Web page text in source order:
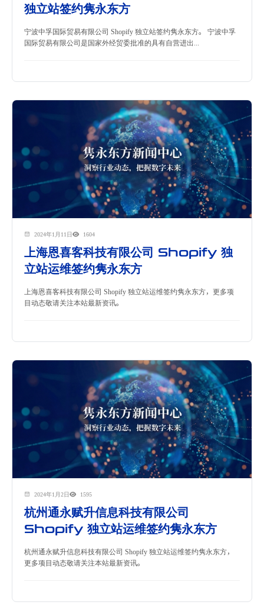
独立站签约隽永东方
宁波中孚国际贸易有限公司 Shopify 独立站签约隽永东方。 宁波中孚
国际贸易有限公司是国家外经贸委批准的具有自营进出...
2024年1月11日 1604
上海恩喜客科技有限公司 Shopify 独
立站运维签约隽永东方
上海恩喜客科技有限公司 Shopify 独立站运维签约隽永东方，更多项
目动态敬请关注本站最新资讯。
2024年1月2日 1595
杭州通永赋升信息科技有限公司
Shopify 独立站运维签约隽永东方
杭州通永赋升信息科技有限公司 Shopify 独立站运维签约隽永东方，
更多项目动态敬请关注本站最新资讯。